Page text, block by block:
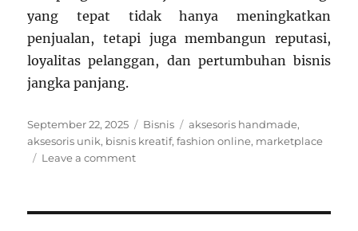
yang tepat tidak hanya meningkatkan
penjualan, tetapi juga membangun reputasi,
loyalitas pelanggan, dan pertumbuhan bisnis
jangka panjang.
Posted
on
September 22, 2025 Categories
Bisnis Tags
aksesoris handmade,
aksesoris unik, bisnis kreatif,fashion online, marketplace
Leave a commenton